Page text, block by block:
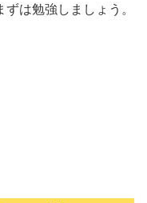
は勉強しましょう。